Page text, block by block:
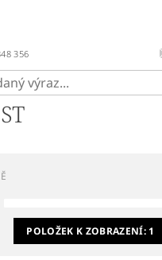
356
POLOŽEK K ZOBRAZENÍ: 1